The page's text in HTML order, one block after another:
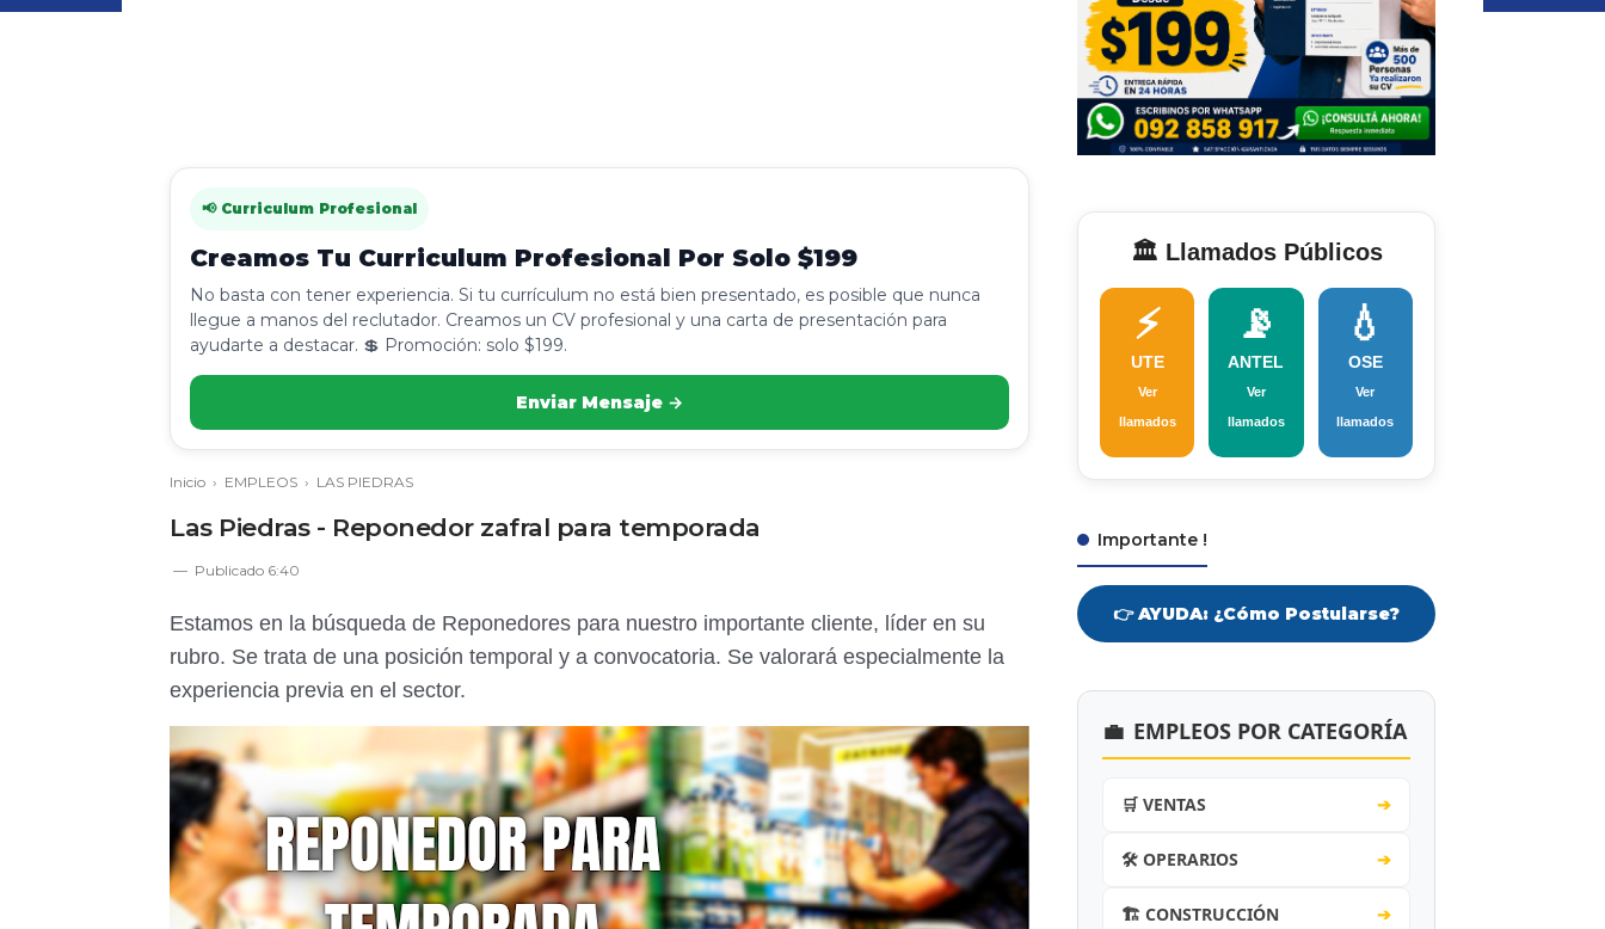
📢 Curriculum Profesional
Creamos Tu Curriculum Profesional Por Solo $199
No basta con tener experiencia. Si tu currículum no está bien presentado, es posible que nunca
llegue a manos del reclutador. Creamos un CV profesional y una carta de presentación para
ayudarte a destacar. 💲 Promoción: solo $199.
Enviar Mensaje →
Inicio › EMPLEOS › LAS PIEDRAS
Las Piedras - Reponedor zafral para temporada
Publicado 6:40
Estamos en la búsqueda de Reponedores para nuestro importante cliente, líder en su
rubro. Se trata de una posición temporal y a convocatoria. Se valorará especialmente la
experiencia previa en el sector.
🏛️ Llamados Públicos
⚡
UTE
Ver
llamados
📡
ANTEL
Ver
llamados
💧
OSE
Ver
llamados
Importante !
👉 AYUDA: ¿Cómo Postularse?
💼 EMPLEOS POR CATEGORÍA
🛒 VENTAS ➔
🛠️ OPERARIOS ➔
🏗️ CONSTRUCCIÓN ➔